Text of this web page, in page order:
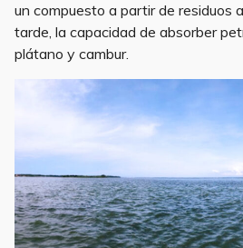
un compuesto a partir de residuos
tarde, la capacidad de absorber
plátano y cambur.